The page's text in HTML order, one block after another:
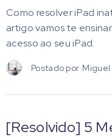
Como resolver iPad
artigo vamos te
acesso ao seu iPad.
Postado por Miguel
[Resolvido] 5